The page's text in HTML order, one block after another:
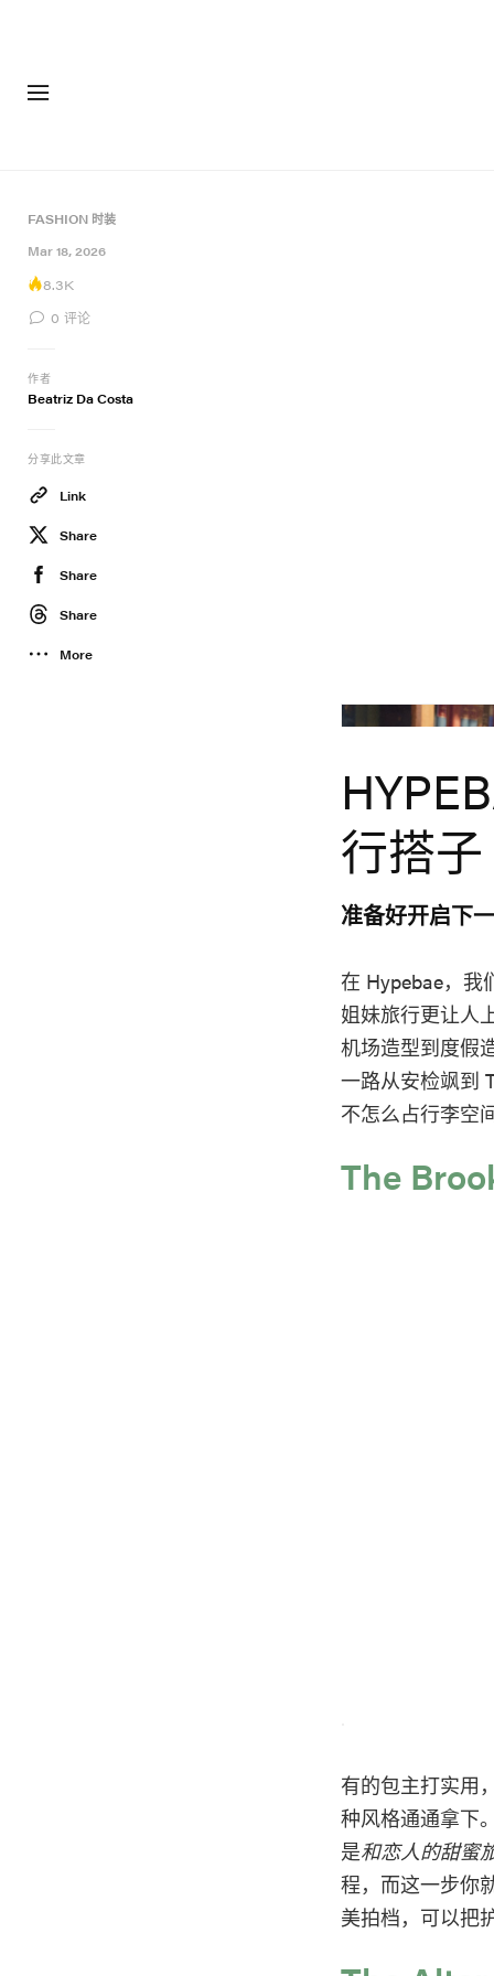
FASHION 时装
Mar 18, 2026
8.3K
0 评论
作者
Beatriz Da Costa
分享此文章
Link
Share
Share
Share
More
行搭子
准备好开启下
在 Hypebae，我
姐妹旅行更让人
机场造型到度假
一路从安检飒到
不怎么占行李空
The
有的包主打实用
种风格通通拿下
是和恋人的甜蜜
程，而这一步你
美拍档，可以把